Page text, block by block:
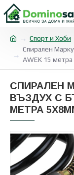
Спорт и Хоби
Спирален
AWEK 15
СПИРАЛЕН
ВЪЗДУХ С
МЕТРА